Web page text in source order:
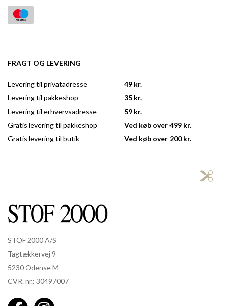
FRAGT OG LEVERING
Levering til privatadresse
Levering til pakkeshop
Levering til erhvervsadresse
Gratis levering til pakkeshop
Gratis levering til butik
49 kr.
35 kr.
59 kr.
Ved køb over 499 kr.
Ved køb over 200 kr.
STOF 2000 A/S
Tagtækkervej 9
5230 Odense M
CVR. nr.: 30497007